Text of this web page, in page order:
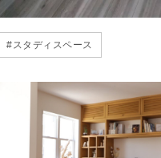
# スタディスペース